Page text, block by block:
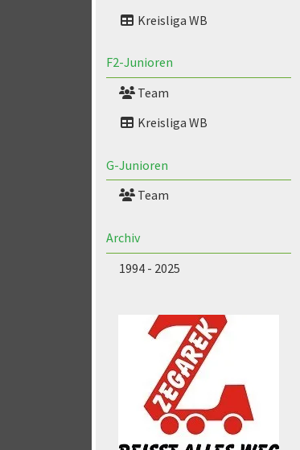
Kreisliga WB
F2-Junioren
Team
Kreisliga WB
G-Junioren
Team
Archiv
1994 - 2025